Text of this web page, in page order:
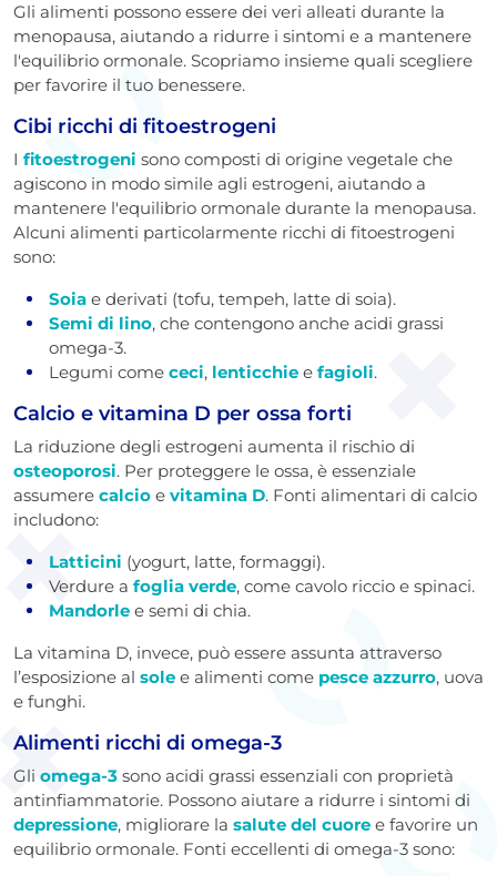
Gli alimenti possono essere dei veri alleati durante la
menopausa, aiutando a ridurre i sintomi e a mantenere
l'equilibrio ormonale. Scopriamo insieme quali scegliere
per favorire il tuo benessere.
Cibi ricchi di fitoestrogeni
I fitoestrogeni sono composti di origine vegetale che
agiscono in modo simile agli estrogeni, aiutando a
mantenere l'equilibrio ormonale durante la menopausa.
Alcuni alimenti particolarmente ricchi di fitoestrogeni
sono:
Soia e derivati (tofu, tempeh, latte di soia).
Semi di lino, che contengono anche acidi grassi
omega-3.
Legumi come ceci, lenticchie e fagioli.
Calcio e vitamina D per ossa forti
La riduzione degli estrogeni aumenta il rischio di
osteoporosi. Per proteggere le ossa, è essenziale
assumere calcio e vitamina D. Fonti alimentari di calcio
includono:
Latticini (yogurt, latte, formaggi).
Verdure a foglia verde, come cavolo riccio e spinaci.
Mandorle e semi di chia.
La vitamina D, invece, può essere assunta attraverso
l’esposizione al sole e alimenti come pesce azzurro, uova
e funghi.
Alimenti ricchi di omega-3
Gli omega-3 sono acidi grassi essenziali con proprietà
antinfiammatorie. Possono aiutare a ridurre i sintomi di
depressione, migliorare la salute del cuore e favorire un
equilibrio ormonale. Fonti eccellenti di omega-3 sono: